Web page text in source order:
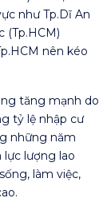
như Tp.Dĩ An
(Tp.HCM)
nên kéo
tăng mạnh do
tỷ lệ nhập cư
những năm
lực lượng lao
làm việc,